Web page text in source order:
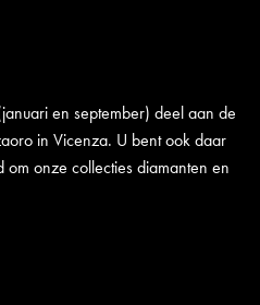
en september) deel aan de
in Vicenza. U bent ook daar
onze collecties diamanten en